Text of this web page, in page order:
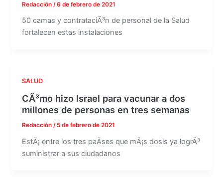
Redacción /6 de febrero de 2021
50 camas y contrataciÃ³n de personal de la Salud
fortalecen estas instalaciones
SALUD
CÃ³mo hizo Israel para vacunar a dos
millones de personas en tres semanas
Redacción/ 5 de febrero de 2021
EstÃ¡ entre los tres paÃ­ses que mÃ¡s dosis ya logrÃ³
suministrar a sus ciudadanos